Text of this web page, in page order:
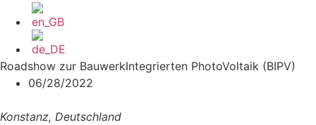
Roadshow zur BauwerkIntegrierten PhotoVoltaik (BIPV)
06/28/2022
Konstanz, Deutschland